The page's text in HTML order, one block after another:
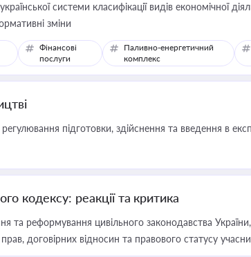
системи класифікації видів економічної
зміни
Фінансові
послуги
Паливно-енергетичний
комплекс
підготовки, здійснення та введення в
кодексу: реакції та критика
та реформування цивільного законодавства
договірних відносин та правового статусу